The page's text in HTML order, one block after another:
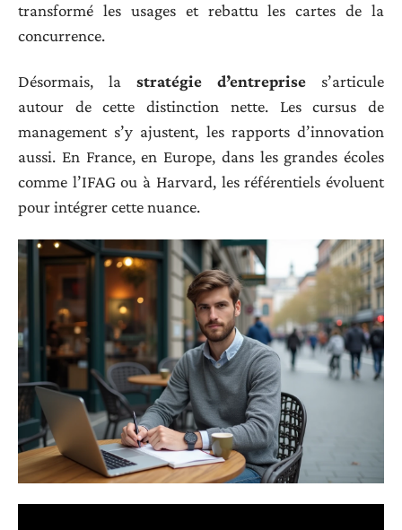
transformé les usages et rebattu les cartes de la
concurrence.
Désormais, la stratégie d’entreprise s’articule
autour de cette distinction nette. Les cursus de
management s’y ajustent, les rapports d’innovation
aussi. En France, en Europe, dans les grandes écoles
comme l’IFAG ou à Harvard, les référentiels évoluent
pour intégrer cette nuance.